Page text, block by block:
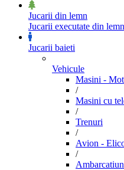
Jucarii din lemn
Jucarii executate din
Jucarii baieti
Vehicule
Masini -
/
Masini cu
/
Trenuri
/
Avion -
/